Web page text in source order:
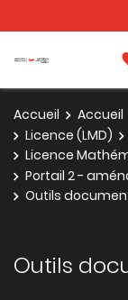
Accueil Accueil
Licence (LMD)
Licence
Portail 2 -
Outils
Outils